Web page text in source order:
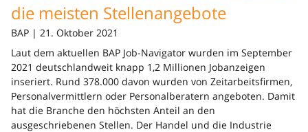
die meisten Stellenangebote
BAP | 21. Oktober 2021
Laut dem aktuellen BAP Job-Navigator wurden im September
2021 deutschlandweit knapp 1,2 Millionen Jobanzeigen
inseriert. Rund 378.000 davon wurden von Zeitarbeitsfirmen,
Personalvermittlern oder Personalberatern angeboten. Damit
hat die Branche den höchsten Anteil an den
ausgeschriebenen Stellen. Der Handel und die Industrie